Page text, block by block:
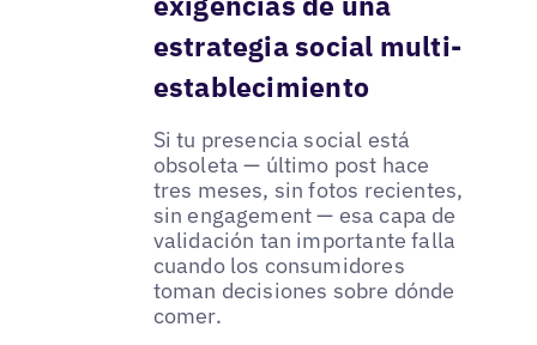
estrategia social multi-
establecimiento
Si tu presencia social está
obsoleta — último post hace
tres meses, sin fotos recientes,
sin engagement — esa capa de
validación tan importante falla
cuando los consumidores
toman decisiones sobre dónde
comer.